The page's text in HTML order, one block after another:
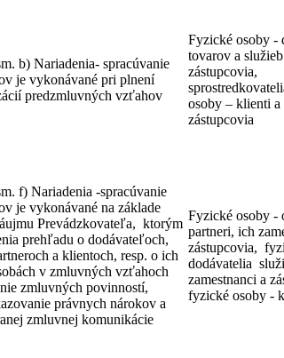
b) Nariadenia- spracúvanie
je vykonávané pri plnení
predzmluvných vzťahov
Fyzické osoby -
tovarov a
zástupcovia,
osoby – klienti a
zástupcovia
f) Nariadenia -spracúvanie
je vykonávané na základe
Prevádzkovateľa, ktorým
prehľadu o dodávateľoch,
a klientoch, resp. o ich
v zmluvných vzťahoch
zmluvných povinností,
právnych nárokov a
zmluvnej komunikácie
Fyzické osoby -
partneri, ich
zástupcovia,
dodávatelia
zamestnanci a
fyzické osoby -